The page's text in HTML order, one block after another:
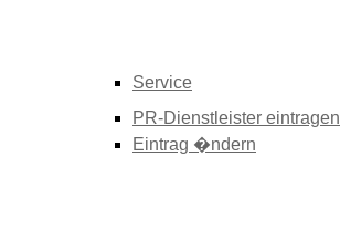
Service
PR-Dienstleister eintragen
Eintrag �ndern